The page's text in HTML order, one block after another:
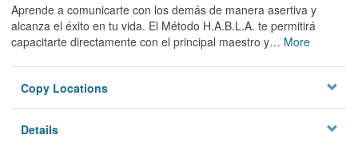
Aprende a comunicarte con los demás de manera asertiva y
alcanza el éxito en tu vida. El Método H.A.B.L.A. te permitirá
capacitarte directamente con el principal maestro y… More
Copy Locations
Details